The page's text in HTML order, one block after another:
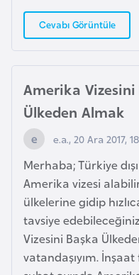
Cevabı Görüntüle
Amerika Vizesini
Ülkeden Almak
e.a., 20 Ara 2017,
Merhaba; Türkiye
Amerika vizesi
ülkelerine gidip
tavsiye
Vizesini Başka
vatandaşıyım.
a
G
a
n
a
G
i
n
e
B
i
s